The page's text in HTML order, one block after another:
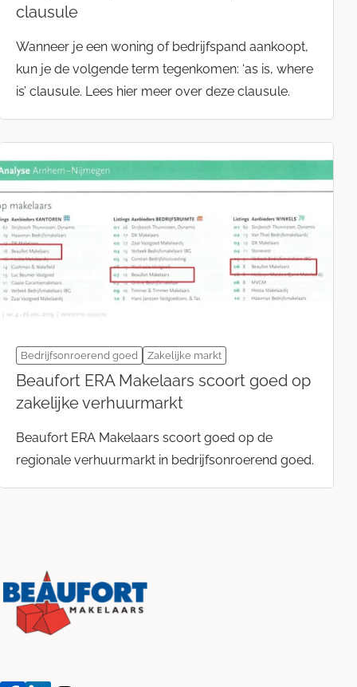
clausule
Wanneer je een woning of bedrijfspand aankoopt,
kun je de volgende term tegenkomen: ‘as is, where
is’ clausule. Lees hier meer over deze clausule.
Bedrijfsonroerend goed Zakelijke markt
Beaufort ERA Makelaars scoort goed op
zakelijke verhuurmarkt
Beaufort ERA Makelaars scoort goed op de
regionale verhuurmarkt in bedrijfsonroerend goed.